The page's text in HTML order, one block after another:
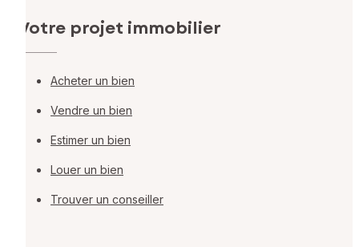
Votre projet immobilier
Acheter un bien
Vendre un bien
Estimer un bien
Louer un bien
Trouver un conseiller